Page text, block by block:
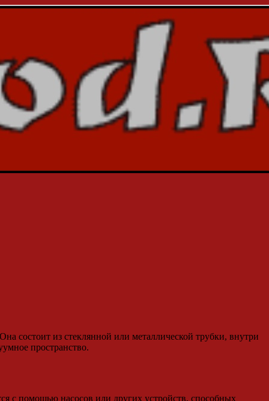
состоит из стеклянной или металлической трубки, внутри
пространство.
с помощью насосов или других устройств, способных